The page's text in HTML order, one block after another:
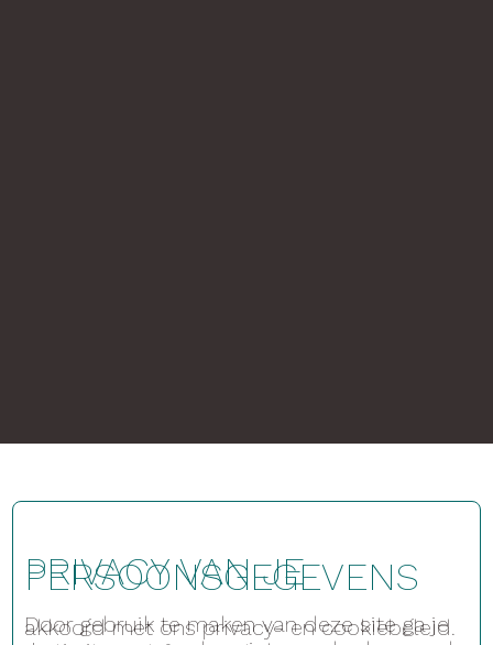
PRIVACY VAN JE
PERSOONSGEGEVENS
Door gebruik te maken van deze site ga je
akkoord met ons privacy- en cookiebeleid.